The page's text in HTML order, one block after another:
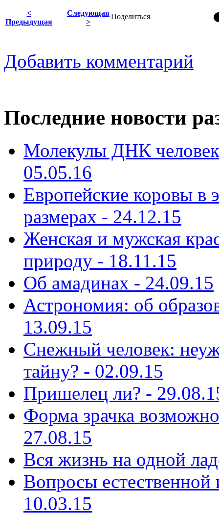
Поделиться
<
Предыдущая
Следующая
>
Добавить комментарий
Последние новости
Молекулы ДНК
05.05.16
Европейские коровы в
размерах - 24.12.15
Женская и мужская
природу - 18.11.15
Об амадинах - 24.09.15
Астрономия: об
13.09.15
Снежный человек:
тайну? - 02.09.15
Пришелец ли? -
Форма зрачка
27.08.15
Вся жизнь на одной
Вопросы естественной
10.03.15